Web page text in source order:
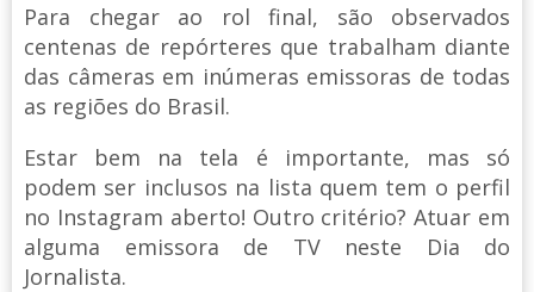
Para chegar ao rol final, são observados
centenas de repórteres que trabalham diante
das câmeras em inúmeras emissoras de todas
as regiões do Brasil.
Estar bem na tela é importante, mas só
podem ser inclusos na lista quem tem o perfil
no Instagram aberto! Outro critério? Atuar em
alguma emissora de TV neste Dia do
Jornalista.